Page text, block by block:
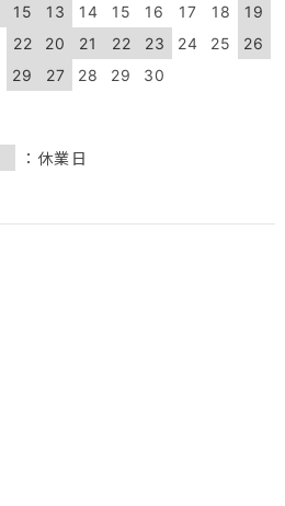
15
22
29
13
14 15 16 17 18
19
20
21 22 23 24 25
26
27
28 29 30
：休業日